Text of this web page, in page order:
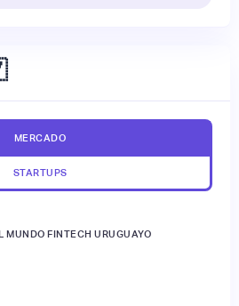
MERCADO
STARTUPS
MUNDO FINTECH URUGUAYO